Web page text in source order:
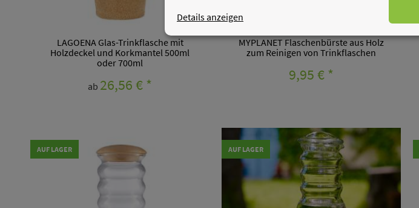
LAGOENA Glas-Trinkflasche mit
Holzdeckel und Korkmantel 500ml
oder 700ml
ab 26,56 €*
MYPLANET Flaschenbürste aus Holz
zum Reinigen von Trinkflaschen
9,95 €*
AUF LAGER AUF LAGER
Details anzeigen